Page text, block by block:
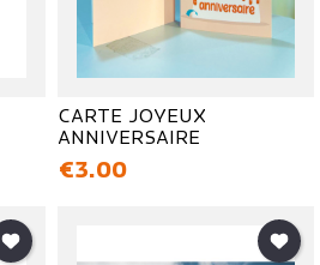
CARTE JOYEUX
ANNIVERSAIRE
価格
€3.00